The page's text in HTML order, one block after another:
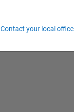
Contact your local office